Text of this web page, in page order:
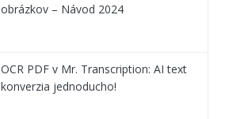
obrázkov – Návod 2024
OCR PDF v Mr. Transcription: AI text
konverzia jednoducho!